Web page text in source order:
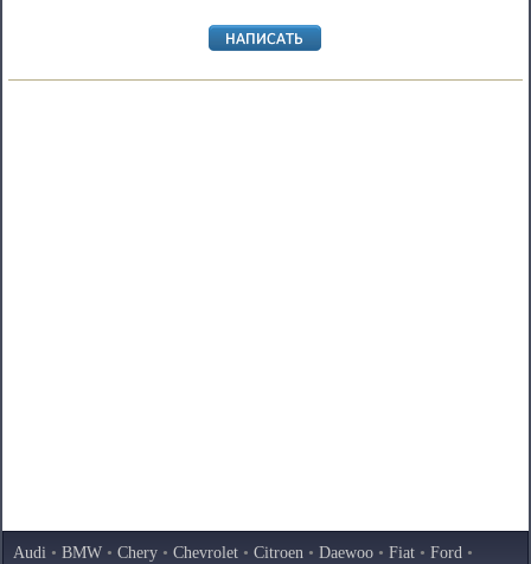
Audi • BMW • Chery • Chevrolet • Citroen • Daewoo • Fiat • Ford •